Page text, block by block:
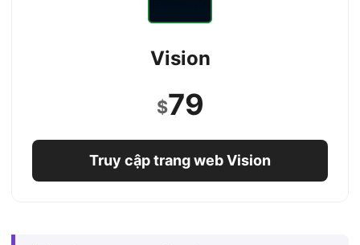
Vision
$79
Truy cập trang web Vision